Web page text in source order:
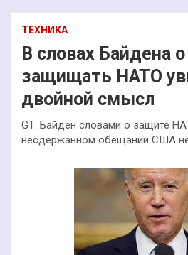
ТЕХНИКА
В словах Байдена
защищать НАТО
двойной смысл
GT: Байден словами о защите
несдержанном обещании США